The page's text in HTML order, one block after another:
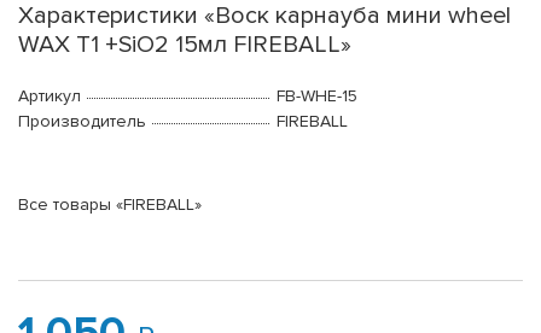
Характеристики «Воск карнауба мини wheel
WAX T1 +SiO2 15мл FIREBALL»
Артикул
FB-WHE-15
Производитель
FIREBALL
Все товары «FIREBALL»